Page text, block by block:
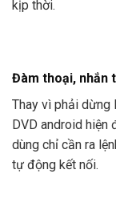
kịp thời.
Đàm thoại, nhắn
Thay vì phải dừng
DVD android
dùng chỉ cần ra
tự động kết nối.